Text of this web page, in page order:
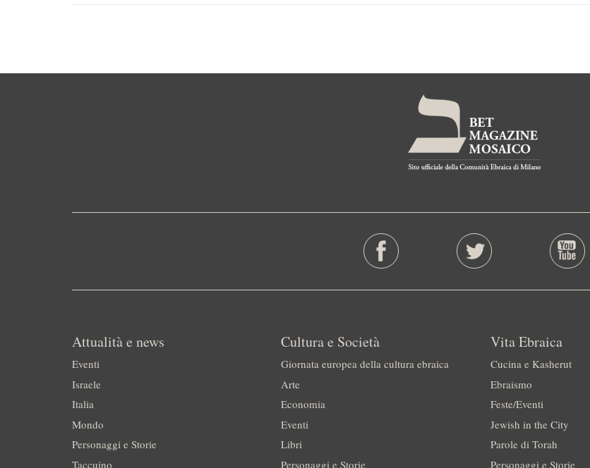
Attualità e news
Eventi
Israele
Italia
Mondo
Personaggi e Storie
Taccuino
Cultura e Società
Giornata europea della cultura ebraica
Arte
Economia
Eventi
Libri
Personaggi e Storie
Vita Ebraica
Cucina e Kasherut
Ebraismo
Feste/Eventi
Jewish in the City
Parole di Torah
Personaggi e Storie